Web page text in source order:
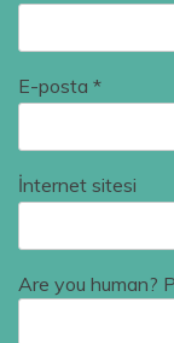
E-posta *
İnternet sitesi
Are you human?